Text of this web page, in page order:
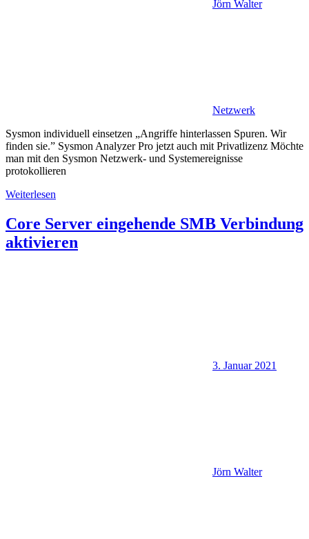
Jörn Walter
Netzwerk
Sysmon individuell einsetzen „Angriffe hinterlassen Spuren. Wir
finden sie.” Sysmon Analyzer Pro jetzt auch mit Privatlizenz Möchte
man mit den Sysmon Netzwerk- und Systemereignisse
protokollieren
Weiterlesen
Core Server eingehende SMB Verbindung
aktivieren
3. Januar 2021
Jörn Walter